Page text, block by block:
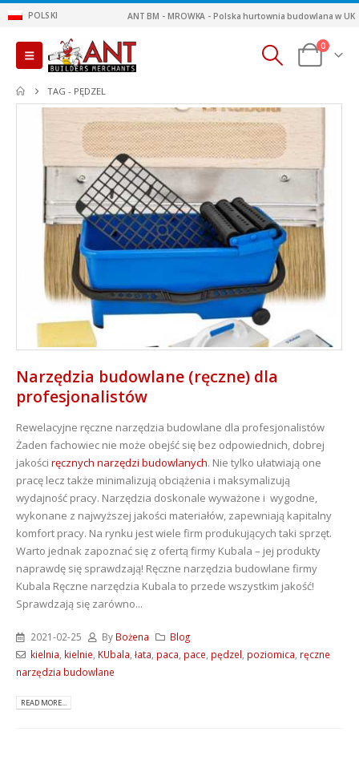
POLSKI ANT BM - MROWKA - Polska hurtownia budowlana w UK
0
TAG - PĘDZEL
Narzędzia budowlane (ręczne) dla
profesjonalistów
Rewelacyjne ręczne narzędzia budowlane dla profesjonalistów
Żaden fachowiec nie może obejść się bez odpowiednich, dobrej
jakości ręcznych narzędzi budowlanych. Nie tylko ułatwiają one
pracę lecz także minimalizują obciążenia i maksymalizują
wydajność pracy. Narzędzia doskonale wyważone i wygodne,
wykonane z najwyższej jakości materiałów, zapewniają kapitalny
komfort pracy. Na rynku jest wiele firm produkujących taki sprzęt.
Warto jednak zapoznać się z ofertą firmy Kubala – jej produkty
naprawdę się sprawdzają! Ręczne narzędzia budowlane firmy
Kubala Ręczne narzędzia Kubala to przede wszystkim jakość!
Sprawdzają się zarówno...
2021-02-25 By Bożena
Blog
kielnia kielnie KUbala łata paca pace pędzel poziomica ręczne
narzędzia budowlane
READ MORE...